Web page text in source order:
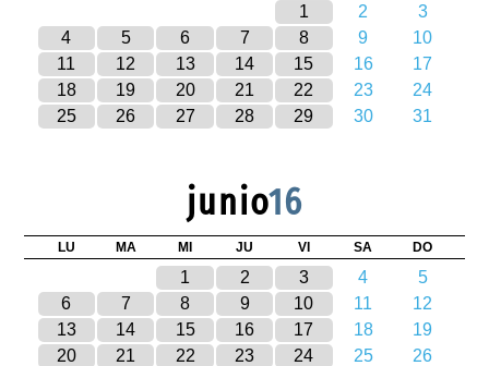
1 2
3
4
5 6 7 8 9
10
11
12 13 14 15 16
17
18
19 20 21 22 23
24
25
26 27 28 29 30 31
junio16
LU MA MI JU VI SA DO
1 2 3 4
5
6
7 8 9 10 11
12
13
14 15 16 17 18
19
20
21 22 23 24 25
26